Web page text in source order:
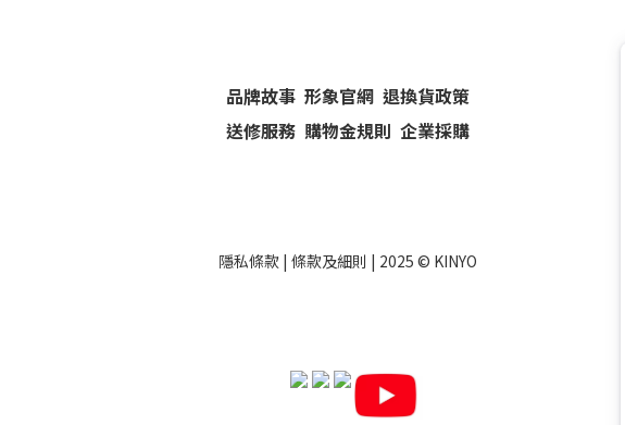
品牌故事 形象官網 退換貨政策
送修服務 購物金規則 企業採購
隱私條款 | 條款及細則 | 2025 © KINYO